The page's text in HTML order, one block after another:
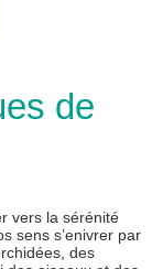
de
vers la sérénité
sens s’enivrer par
des